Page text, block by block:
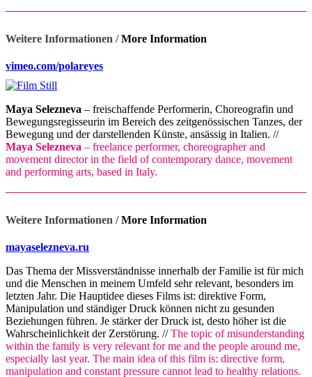
Weitere Informationen /More Information
vimeo.com/polareyes
Maya Selezneva – freischaffende Performerin, Choreografin und
Bewegungsregisseurin im Bereich des zeitgenössischen Tanzes, der
Bewegung und der darstellenden Künste, ansässig in Italien. //
Maya Selezneva – freelance performer, choreographer and
movement director in the field of contemporary dance, movement
and performing arts, based in Italy.
Weitere Informationen /More Information
mayaselezneva.ru
Das Thema der Missverständnisse innerhalb der Familie ist für mich
und die Menschen in meinem Umfeld sehr relevant, besonders im
letzten Jahr. Die Hauptidee dieses Films ist: direktive Form,
Manipulation und ständiger Druck können nicht zu gesunden
Beziehungen führen. Je stärker der Druck ist, desto höher ist die
Wahrscheinlichkeit der Zerstörung. //The topic of misunderstanding
within the family is very relevant for me and the people around me,
especially last year. The main idea of this film is: directive form,
manipulation and constant pressure cannot lead to healthy relations.